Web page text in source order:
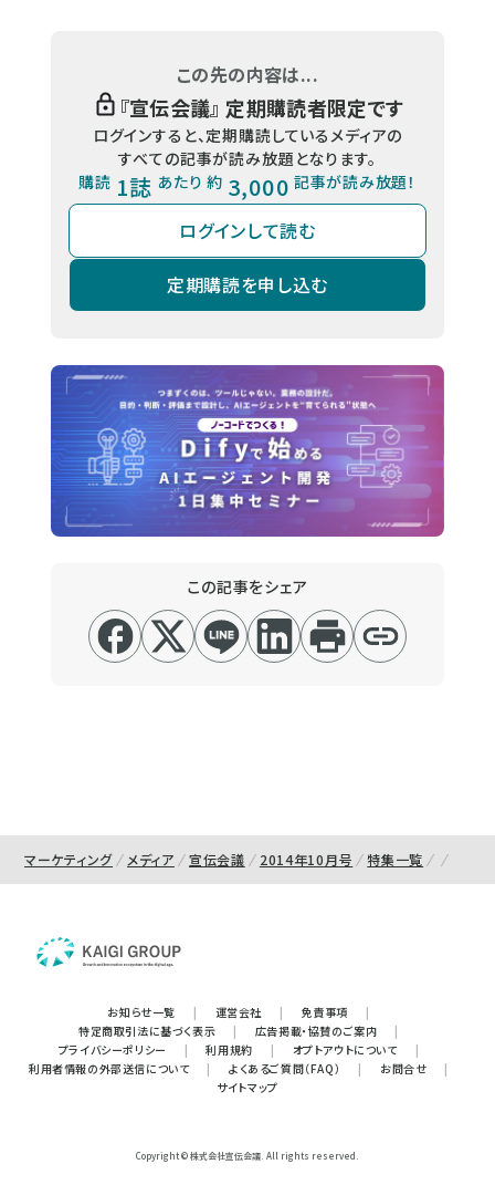
この先の内容は...
『宣伝会議』 定期購読者限定です
ログインすると、定期購読しているメディアの
すべての記事が読み放題となります。
購読 1誌 あたり 約 3,000 記事が読み放題！
ログインして読む
定期購読を申し込む
この記事をシェア
マーケティング メディア 宣伝会議 2014年10月号 特集一覧
お知らせ一覧 | 運営会社 | 免責事項
|
特定商取引法に基づく表示
| 広告掲載・協賛のご案内
|
プライバシーポリシー
| 利用規約 | オプトアウトについて
|
利用者情報の外部送信について
| よくあるご質問（FAQ） | お問合せ
|
サイトマップ
Copyright © 株式会社宣伝会議. All rights reserved.